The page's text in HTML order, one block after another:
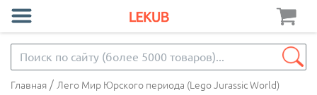
Главная / Лего Мир Юрского периода (Lego Jurassic World)